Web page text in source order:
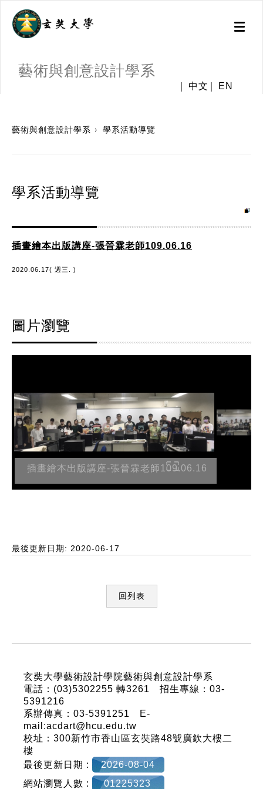
Toggle
藝術與創意設計學系
中文 EN
藝術與創意設計學系 學系活動導覽
學系活動導覽
插畫繪本出版講座-張晉霖老師109.06.16
2020.06.17( 週三. )
圖片瀏覽
插畫繪本出版講座-張晉霖老師109.06.16
最後更新日期: 2020-06-17
回列表
玄奘大學藝術設計學院藝術與創意設計學系
電話：(03)5302255 轉3261 招生專線：03-
5391216
系辦傳真：03-5391251 E-
mail:acdart@hcu.edu.tw
校址：300新竹市香山區玄奘路48號廣欽大樓二
樓
最後更新日期 :
2026-08-04
網站瀏覽人數 :
01225323